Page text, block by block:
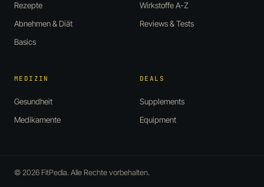
Rezepte
Abnehmen & Diät
Basics
Wirkstoffe A-Z
Reviews & Tests
MEDIZIN
Gesundheit
Medikamente
DEALS
Supplements
Equipment
© 2026 FitPedia. Alle Rechte vorbehalten.